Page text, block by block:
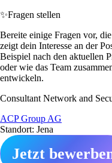
✨Fragen stellen
Bereite einige Fragen vor,
zeigt dein Interesse an der
Beispiel nach den aktuellen
oder wie das Team
entwickeln.
Consultant Network and
ACP Group AG
Standort: Jena
Jetzt